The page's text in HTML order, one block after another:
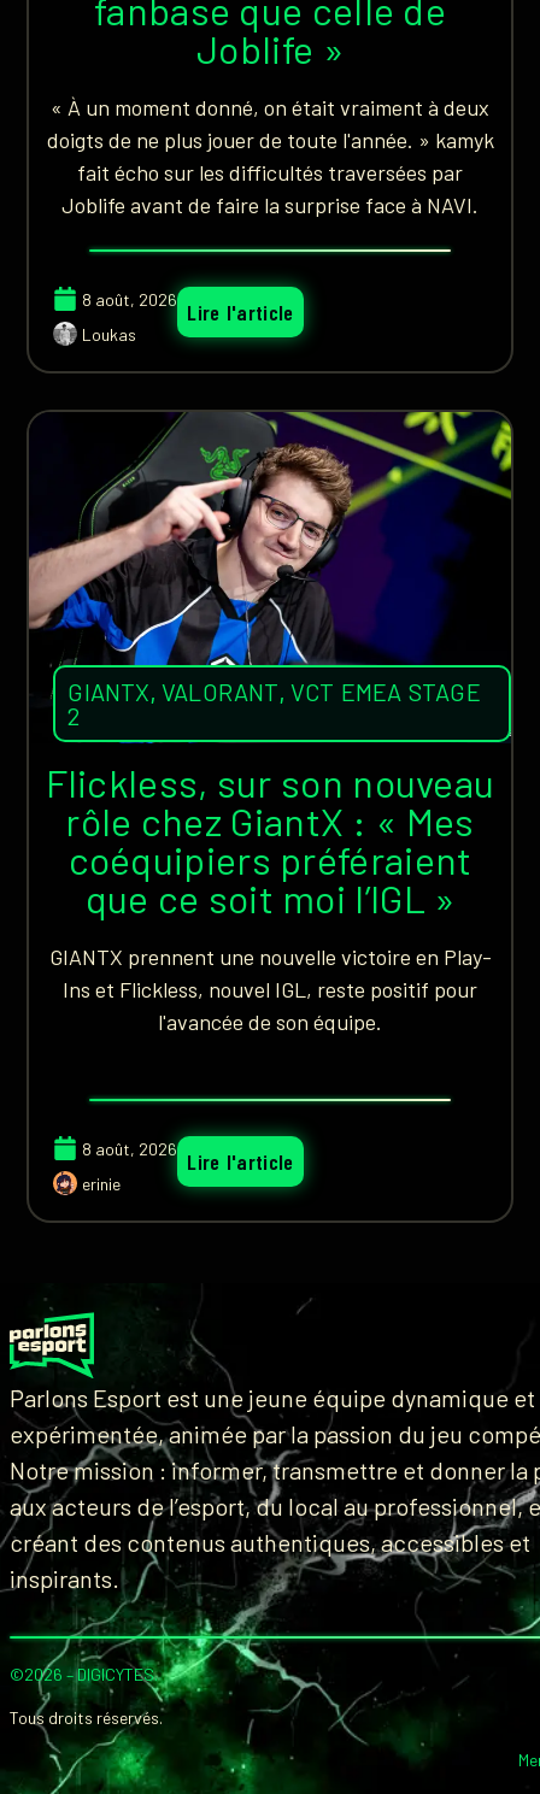
fanbase que celle de
Joblife »
« À un moment donné, on était vraiment à deux
doigts de ne plus jouer de toute l'année. » kamyk
fait écho sur les difficultés traversées par
Joblife avant de faire la surprise face à NAVI.
8 août, 2026
Loukas
Lire l'article
GIANTX, VALORANT,VCT EMEA STAGE
2
Flickless, sur son nouveau
rôle chez GiantX : « Mes
coéquipiers préféraient
que ce soit moi l’IGL »
GIANTX prennent une nouvelle victoire en Play-
Ins et Flickless, nouvel IGL, reste positif pour
l'avancée de son équipe.
8 août, 2026
erinie
Lire l'article
Parlons Esport est une jeune équipe dynamique et
expérimentée, animée par la passion du jeu
Notre mission : informer, transmettre et donner la
aux acteurs de l’esport, du local au professionnel,
créant des contenus authentiques, accessibles et
inspirants.
©2026 –DIGICYTES.
Tous droits réservés.